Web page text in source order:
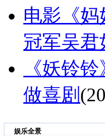
电影《妈
冠军吴
《妖铃
做喜剧